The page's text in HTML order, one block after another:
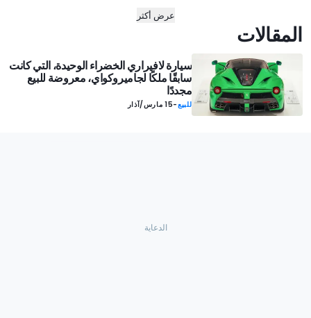
عرض أكثر
المقالات
سيارة لافيراري الخضراء الوحيدة، التي كانت
سابقًا ملكًا لجاميروكواي، معروضة للبيع
مجددًا
للبيع-15 مارس/آذار